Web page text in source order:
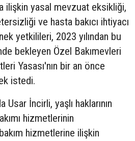
ilişkin yasal mevzuat eksikliği,
ve hasta bakıcı ihtiyacı
yetkilileri, 2023 yılından bu
bekleyen Özel Bakımevleri
Yasası'nın bir an önce
istedi.
Usar İncirli, yaşlı haklarının
hizmetlerinin
hizmetlerine ilişkin